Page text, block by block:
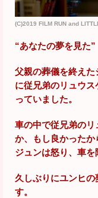
(C)2019 FILM RUN and
“あなたの夢を見た”
父親の葬儀を終え
に従兄弟のリュウ
っていました。
車の中で従兄弟の
か、もし良かったか
ジュンは怒り、車を
久しぶりにユンヒの
す。